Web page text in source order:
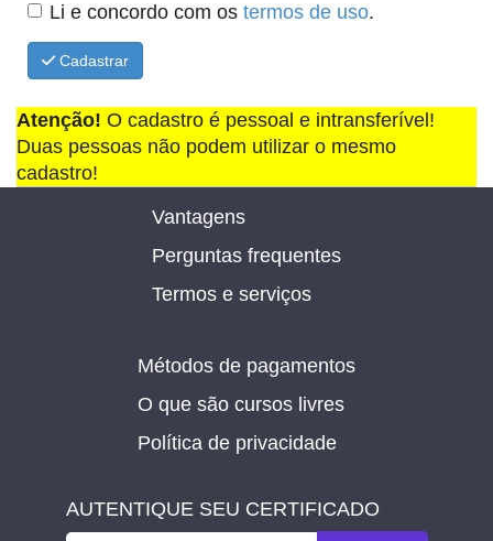
Li e concordo com os termos de uso.
Cadastrar
Atenção! O cadastro é pessoal e intransferível!
Duas pessoas não podem utilizar o mesmo
cadastro!
Vantagens
Perguntas frequentes
Termos e serviços
Métodos de pagamentos
O que são cursos livres
Política de privacidade
AUTENTIQUE SEU CERTIFICADO